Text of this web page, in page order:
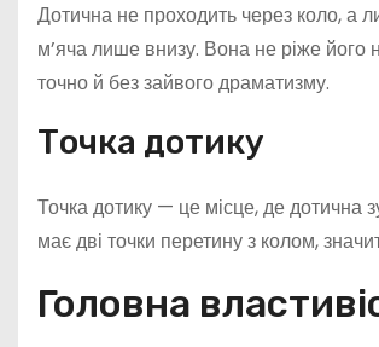
Дотична не проходить через коло, а
м’яча лише внизу. Вона не ріже його
точно й без зайвого драматизму.
Точка дотику
Точка дотику — це місце, де дотична
має дві точки перетину з колом,
Головна